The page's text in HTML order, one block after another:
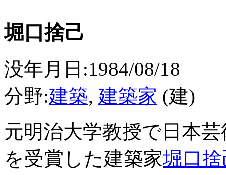
堀口捨己
没年月日:1984/08/18
分野:建築, 建築家 (建)
元明治大学教授で日本
を受賞した建築家堀口